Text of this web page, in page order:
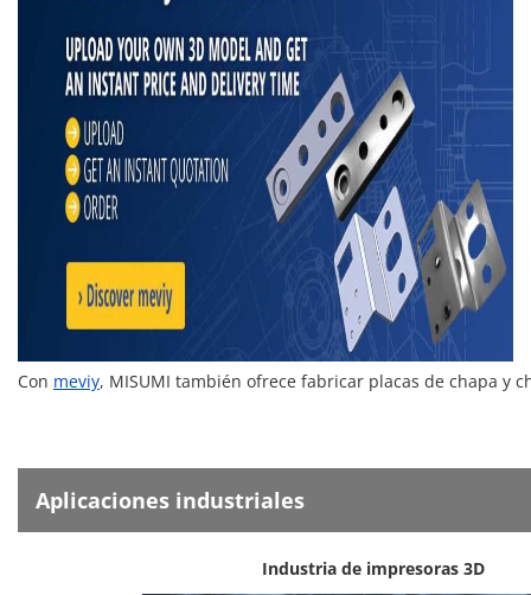
Con meviy, MISUMI también ofrece fabricar placas de chapa y
Aplicaciones industriales
Industria de impresoras 3D